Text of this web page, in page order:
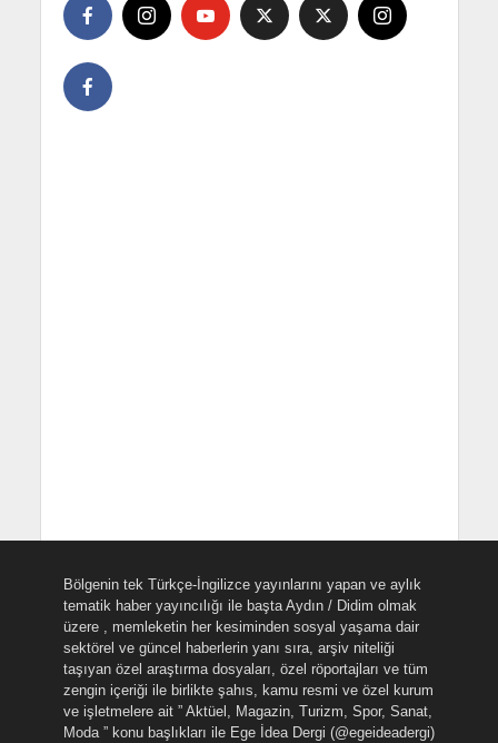
Bölgenin tek Türkçe-İngilizce yayınlarını yapan ve aylık
tematik haber yayıncılığı ile başta Aydın / Didim olmak
üzere , memleketin her kesiminden sosyal yaşama dair
sektörel ve güncel haberlerin yanı sıra, arşiv niteliği
taşıyan özel araştırma dosyaları, özel röportajları ve tüm
zengin içeriği ile birlikte şahıs, kamu resmi ve özel kurum
ve işletmelere ait ” Aktüel, Magazin, Turizm, Spor, Sanat,
Moda ” konu başlıkları ile Ege İdea Dergi (@egeideadergi)